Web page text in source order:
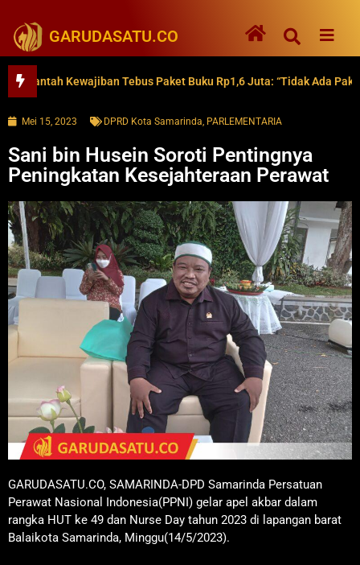
GARUDASATU.CO
Kewajiban Tebus Paket Buku Rp1,6 Juta: “Tidak Ada Paksaan”
Mei 15, 2023 DPRD Kota Samarinda, PARLEMENTARIA
Sani bin Husein Soroti Pentingnya
Peningkatan Kesejahteraan Perawat
GARUDASATU.CO, SAMARINDA-DPD Samarinda Persatuan
Perawat Nasional Indonesia(PPNI) gelar apel akbar dalam
rangka HUT ke 49 dan Nurse Day tahun 2023 di lapangan barat
Balaikota Samarinda, Minggu(14/5/2023).